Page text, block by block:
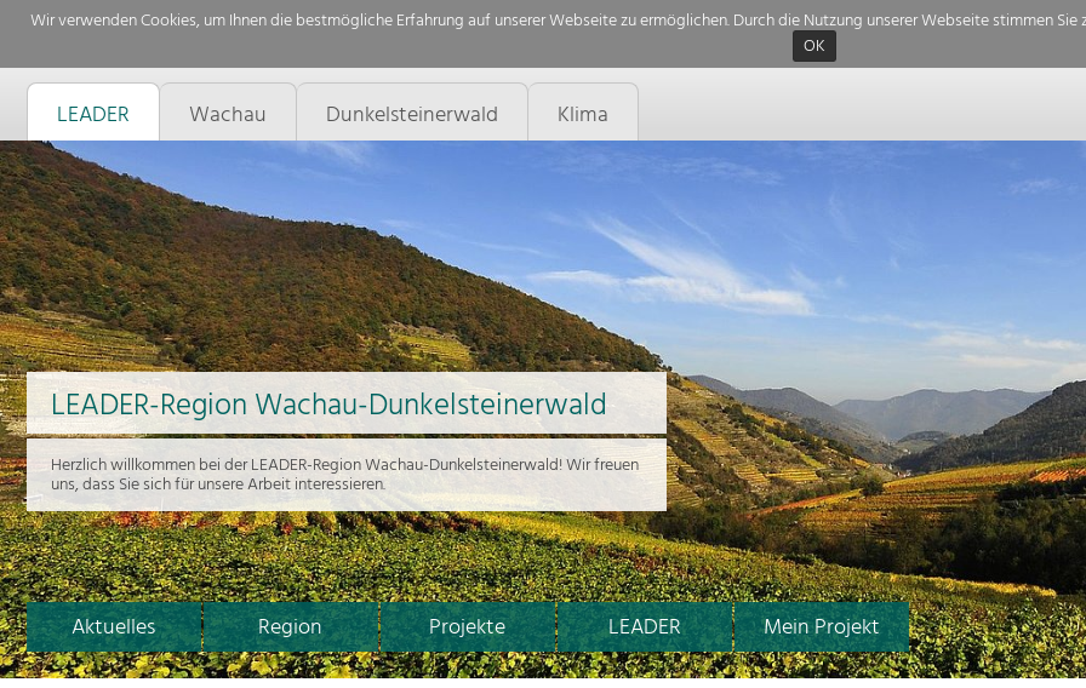
Wir verwenden Cookies, um Ihnen die bestmögliche Erfahrung auf unserer Webseite zu ermöglichen. Durch die Nutzung unserer Webseite stimmen
OK
LEADER Wachau Dunkelsteinerwald Klima
Aktuelles Region Projekte LEADER Mein Projekt
LEADER-Region Wachau-Dunkelsteinerwald
Herzlich willkommen bei der LEADER-Region Wachau-Dunkelsteinerwald! Wir freuen
uns, dass Sie sich für unsere Arbeit interessieren.